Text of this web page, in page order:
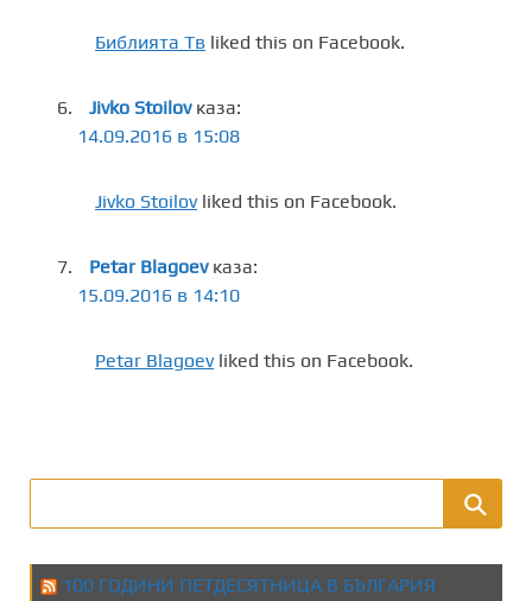
Библията Тв liked this on Facebook.
Jivko Stoilov каза:
14.09.2016 в 15:08
Jivko Stoilovliked this on Facebook.
Petar Blagoev каза:
15.09.2016 в 14:10
Petar Blagoevliked this on Facebook.
100 ГОДИНИ ПЕТДЕСЯТНИЦА В БЪЛГАРИЯ